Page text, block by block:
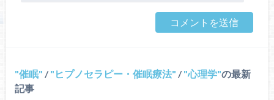
催眠 / ヒプノセラピー・催眠療法 / 心理学 の最新
記事